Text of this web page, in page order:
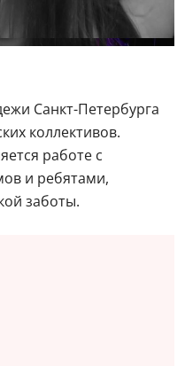
Санкт-Петербурга
коллективов.
работе с
и ребятами,
заботы.